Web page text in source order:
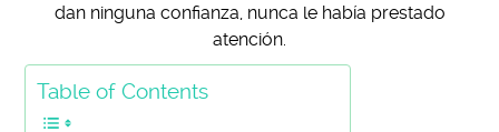
dan ninguna confianza, nunca le había prestado
atención.
Table of Contents